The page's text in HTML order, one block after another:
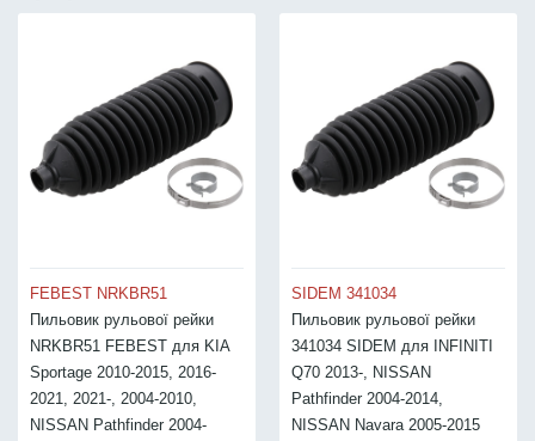
FEBEST NRKBR51
Пильовик рульової рейки
NRKBR51 FEBEST для KIA
Sportage 2010-2015, 2016-
2021, 2021-, 2004-2010,
NISSAN Pathfinder 2004-
SIDEM 341034
Пильовик рульової рейки
341034 SIDEM для INFINITI
Q70 2013-, NISSAN
Pathfinder 2004-2014,
NISSAN Navara 2005-2015